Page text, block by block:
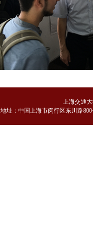
上海交通
地址：中国上海市闵行区东川路